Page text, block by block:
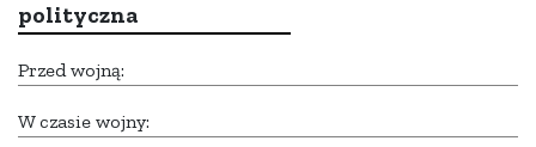
polityczna
Przed wojną:
W czasie wojny: